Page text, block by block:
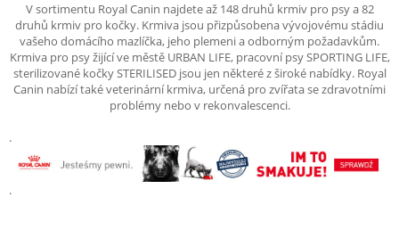
V sortimentu Royal Canin najdete až 148 druhů krmiv pro psy a 82
druhů krmiv pro kočky. Krmiva jsou přizpůsobena vývojovému stádiu
vašeho domácího mazlíčka, jeho plemeni a odborným požadavkům.
Krmiva pro psy žijící ve městě URBAN LIFE, pracovní psy SPORTING LIFE,
sterilizované kočky STERILISED jsou jen některé z široké nabídky. Royal
Canin nabízí také veterinární krmiva, určená pro zvířata se zdravotními
problémy nebo v rekonvalescenci.
.
.